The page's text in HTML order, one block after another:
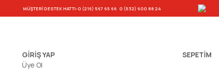
MÜŞTERİ DESTEK HATTI-0 (216) 567 65 66-0 (532) 600 88 24
GİRİŞ YAP
Üye Ol
SEPETIM